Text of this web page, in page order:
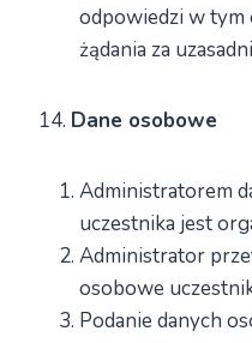
odpowiedzi w tym
żądania za
14. Dane osobowe
Administratorem
uczestnika jest
Administrator
osobowe
Podanie danych